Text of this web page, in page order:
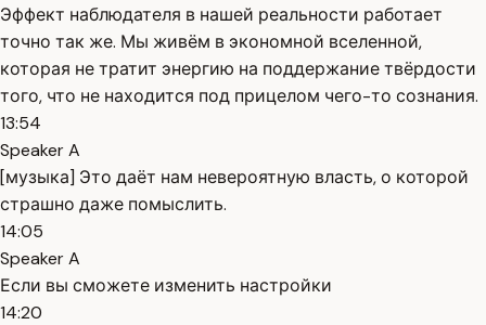
Эффект наблюдателя в нашей реальности работает
точно так же. Мы живём в экономной вселенной,
которая не тратит энергию на поддержание твёрдости
того, что не находится под прицелом чего-то сознания.
13:54
Speaker A
[музыка] Это даёт нам невероятную власть, о которой
страшно даже помыслить.
14:05
Speaker A
Если вы сможете изменить настройки
14:20